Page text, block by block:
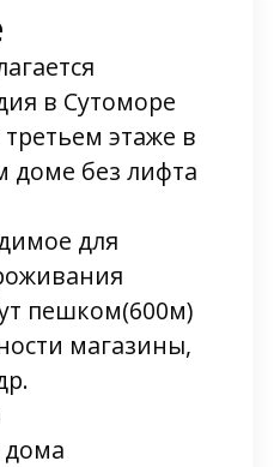
в Сутоморе
этаже в
доме без лифта
для
пешком(600м)
магазины,
дома